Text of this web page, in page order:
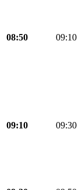
08:50 09:10
09:10 09:30